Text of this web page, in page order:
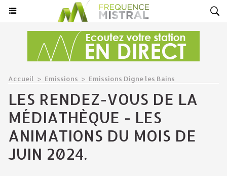
Accueil > Emissions > Emissions Digne les Bains
LES RENDEZ-VOUS DE LA
MÉDIATHÈQUE - LES
ANIMATIONS DU MOIS DE
JUIN 2024.